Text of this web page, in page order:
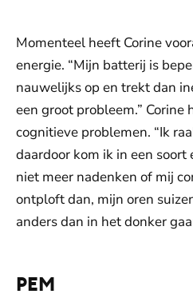
Momenteel heeft Corine
energie. “Mijn batterij is
nauwelijks op en trekt dan
een groot probleem.” Corine
cognitieve problemen. “Ik
daardoor kom ik in een
niet meer nadenken of mij
ontploft dan, mijn oren
anders dan in het donker
PEM